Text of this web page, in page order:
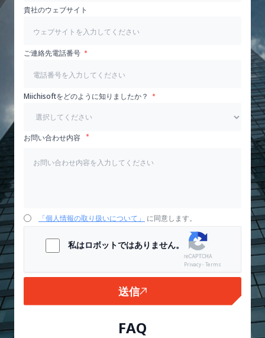
貴社のウェブサイト
ご連絡先電話番号
Miichisoftをどのように知りましたか？
お問い合わせ内容
「個人情報の取り扱いについて」 に同意します。
私はロボットではありません。
Privacy - Terms
送信
FAQ